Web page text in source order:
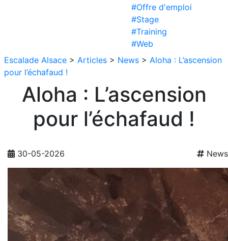
#Offre d'emploi
#Stage
#Training
#Web
Escalade Alsace > Articles > News > Aloha : L’ascension
pour l’échafaud !
Aloha : L’ascension
pour l’échafaud !
30-05-2026 News